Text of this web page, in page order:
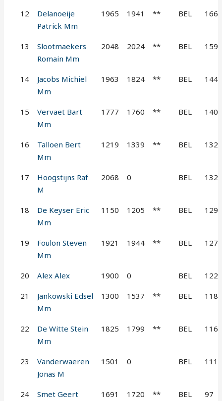
12
Delanoeije
Patrick Mm
1965 1941 ** BEL 166
13
Slootmaekers
Romain Mm
2048 2024 ** BEL 159
14
Jacobs Michiel
Mm
1963 1824 ** BEL 144
15
Vervaet Bart
Mm
1777 1760 ** BEL 140
16
Talloen Bert
Mm
1219 1339 ** BEL 132
17
Hoogstijns Raf
M
2068 0 BEL 132
18
De Keyser Eric
Mm
1150 1205 ** BEL 129
19
Foulon Steven
Mm
1921 1944 ** BEL 127
20 Alex Alex 1900 0 BEL 122
21
Jankowski Edsel
Mm
1300 1537 ** BEL 118
22
De Witte Stein
Mm
1825 1799 ** BEL 116
23
Vanderwaeren
Jonas M
1501 0 BEL 111
24
Smet Geert
1691 1720 ** BEL 97